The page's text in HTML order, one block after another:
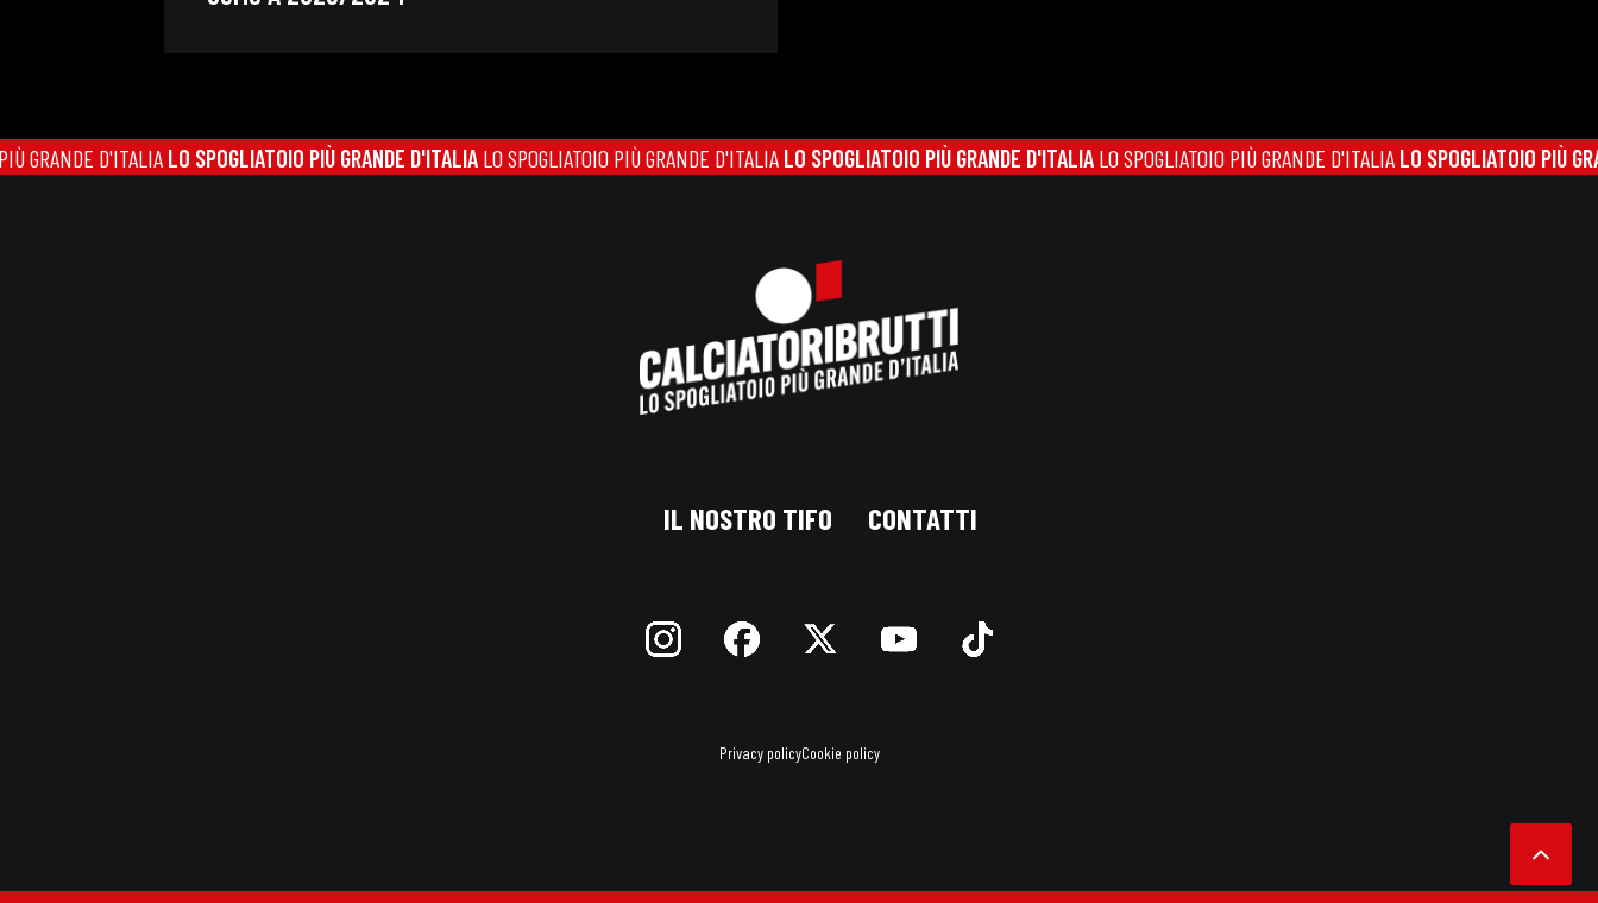
D'ITALIALO SPOGLIATOIO PIÙ GRANDE D'ITALIALO SPOGLIATOIO PIÙ GRANDE D'ITALIALO SPOGLIATOIO PIÙ GRANDE D'ITALIALO SPOGLIATOIO PIÙ GRANDE D'ITALIALO SPOGLIATOIO PIÙ
IL NOSTRO TIFO CONTATTI
Privacy policyCookie policy